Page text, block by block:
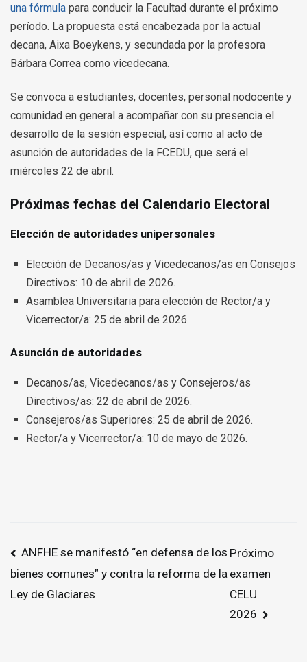
una fórmula para conducir la Facultad durante el próximo
período. La propuesta está encabezada por la actual
decana, Aixa Boeykens, y secundada por la profesora
Bárbara Correa como vicedecana.
Se convoca a estudiantes, docentes, personal nodocente y
comunidad en general a acompañar con su presencia el
desarrollo de la sesión especial, así como al acto de
asunción de autoridades de la FCEDU, que será el
miércoles 22 de abril.
Próximas fechas del Calendario Electoral
Elección de autoridades unipersonales
Elección de Decanos/as y Vicedecanos/as en Consejos
Directivos: 10 de abril de 2026.
Asamblea Universitaria para elección de Rector/a y
Vicerrector/a: 25 de abril de 2026.
Asunción de autoridades
Decanos/as, Vicedecanos/as y Consejeros/as
Directivos/as: 22 de abril de 2026.
Consejeros/as Superiores: 25 de abril de 2026.
Rector/a y Vicerrector/a: 10 de mayo de 2026.
Navegación
de
entradas
ANFHE se manifestó “en defensa de los
bienes comunes” y contra la reforma de la
Ley de Glaciares
Próximo
examen
CELU
2026